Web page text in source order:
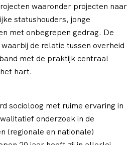
waaronder projecten naar
statushouders, jonge
met onbegrepen gedrag. De
de relatie tussen overheid
met de praktijk centraal
hart.
socioloog met ruime ervaring in
onderzoek in de
(regionale en nationale)